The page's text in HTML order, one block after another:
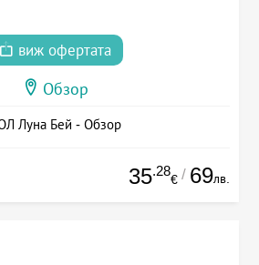
виж офертата
Обзор
Луна Бей - Обзор
35.28
€ / 69лв.